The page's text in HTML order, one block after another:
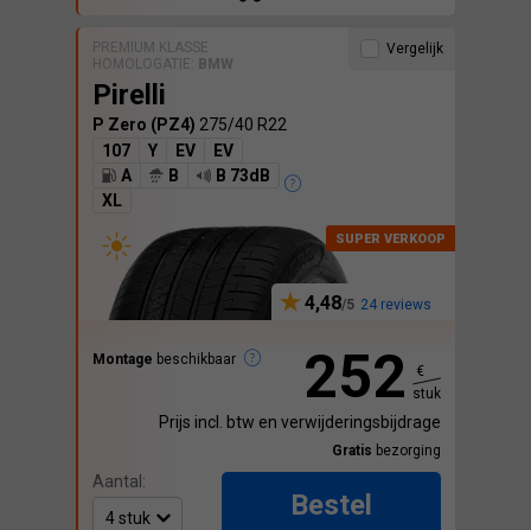
PREMIUM KLASSE
HOMOLOGATIE: BMW
Pirelli
P Zero (PZ4) 275/40 R22
107
Y EV
EV
A
B
B 73dB
XL
4,48 24 reviews
Montage beschikbaar
Vergelijk
252
€
stuk
Prijs incl. btw en verwijderingsbijdrage
Gratis bezorging
Aantal:
Bestel